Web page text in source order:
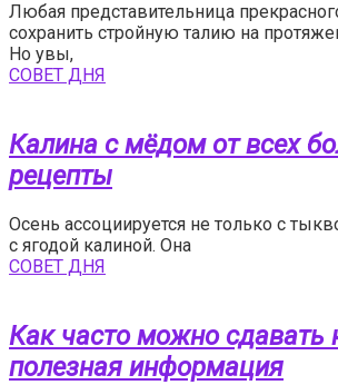
Любая представительница
сохранить стройную талию на
Но увы,
СОВЕТ ДНЯ
Калина с мёдом от всех
рецепты
Осень ассоциируется не только с
с ягодой калиной. Она
СОВЕТ ДНЯ
Как часто можно сдавать
полезная информация